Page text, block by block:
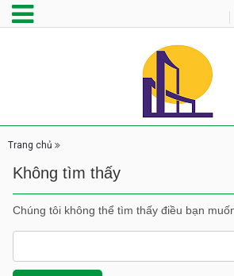
Trang chủ
Không tìm thấy
Chúng tôi không thể tìm thấy điều bạn